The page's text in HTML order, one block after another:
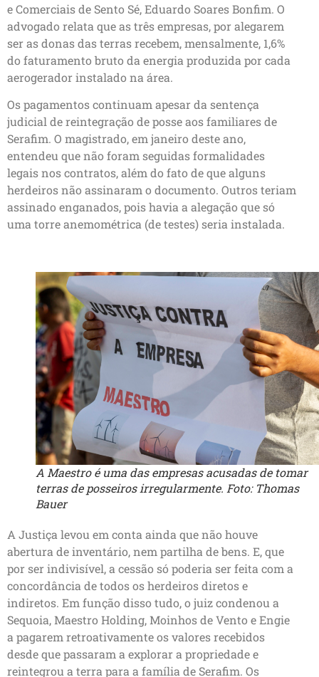
e Comerciais de Sento Sé, Eduardo Soares Bonfim. O
advogado relata que as três empresas, por alegarem
ser as donas das terras recebem, mensalmente, 1,6%
do faturamento bruto da energia produzida por cada
aerogerador instalado na área.
Os pagamentos continuam apesar da sentença
judicial de reintegração de posse aos familiares de
Serafim. O magistrado, em janeiro deste ano,
entendeu que não foram seguidas formalidades
legais nos contratos, além do fato de que alguns
herdeiros não assinaram o documento. Outros teriam
assinado enganados, pois havia a alegação que só
uma torre anemométrica (de testes) seria instalada.
A Maestro é uma das empresas acusadas de tomar
terras de posseiros irregularmente. Foto: Thomas
Bauer
A Justiça levou em conta ainda que não houve
abertura de inventário, nem partilha de bens. E, que
por ser indivisível, a cessão só poderia ser feita com a
concordância de todos os herdeiros diretos e
indiretos. Em função disso tudo, o juiz condenou a
Sequoia, Maestro Holding, Moinhos de Vento e Engie
a pagarem retroativamente os valores recebidos
desde que passaram a explorar a propriedade e
reintegrou a terra para a família de Serafim. Os